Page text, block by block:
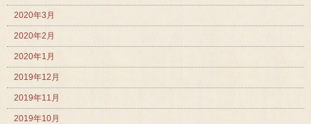
2020年3月
2020年2月
2020年1月
2019年12月
2019年11月
2019年10月